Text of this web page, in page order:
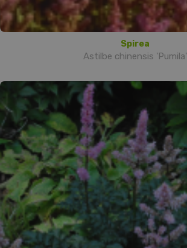
Spirea
Astilbe chinensis 'Pumila'